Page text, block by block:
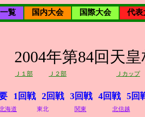
覧 国内大会 国際大会
代表
2004年第84回天
Ｊ１部 Ｊ２部 Ｊカップ
1回戦 2回戦 3回戦 4回戦 5回
海道 東北 関東 北信越